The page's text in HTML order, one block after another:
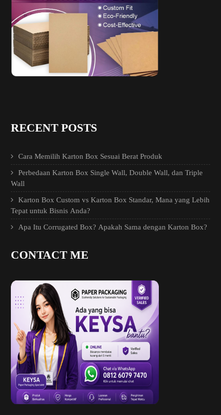
RECENT POSTS
Cara Memilih Karton Box Sesuai Berat Produk
Perbedaan Karton Box Single Wall, Double Wall, dan Triple
Wall
Karton Box Custom vs Karton Box Standar, Mana yang Lebih
Tepat untuk Bisnis Anda?
Apa Itu Corrugated Box? Apakah Sama dengan Karton Box?
CONTACT ME